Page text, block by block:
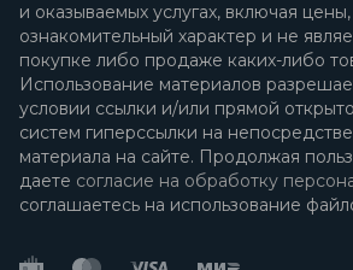
и оказываемых услугах, включая
ознакомительный характер и не
покупке либо продаже каких-либо
Использование материалов
условии ссылки и/или прямой
систем гиперссылки на
материала на сайте. Продолжая
даете согласие на обработку
соглашаетесь на использование